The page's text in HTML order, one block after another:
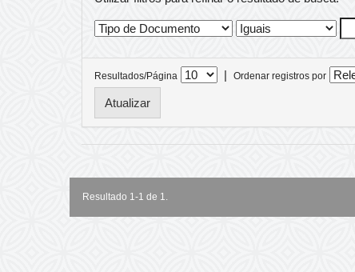
Resultados/Página | Ordenar registros por
Resultado 1-1 de 1.